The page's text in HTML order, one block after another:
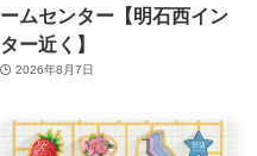
ームセンター【明石西イン
ター近く】
2026年8月7日